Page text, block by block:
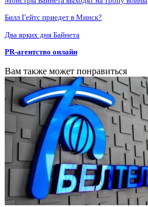
Билл Гейтс приедет в Минск?
Два ярких дня Байнета
PR-агентство онлайн
Вам также может понравиться